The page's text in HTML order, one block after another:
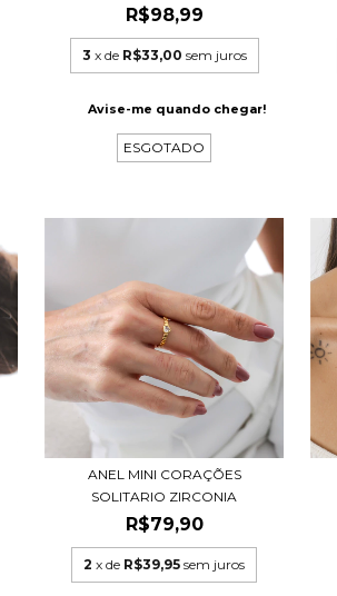
R$98,99
3 x de R$33,00 sem juros
Avise-me quando chegar!
ESGOTADO
ANEL MINI CORAÇÕES
SOLITARIO ZIRCONIA
R$79,90
2 x de R$39,95 sem juros